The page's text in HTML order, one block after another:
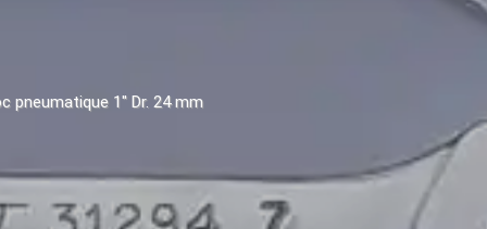
pneumatique 1" Dr. 24 mm